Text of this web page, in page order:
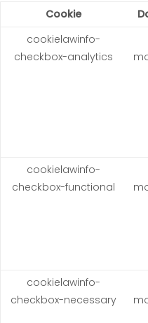
Cookie
cookielawinfo-
checkbox-analytics
cookielawinfo-
checkbox-functional
cookielawinfo-
checkbox-necessary